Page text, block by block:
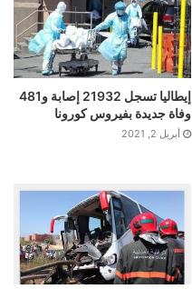
إيطاليا تسجل 21932 إصابة و481
وفاة جديدة بفيروس كورونا
أبريل 2, 2021